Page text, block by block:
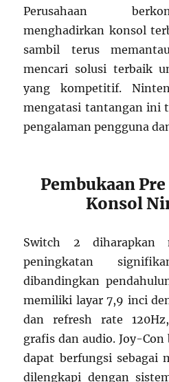
Perusahaan
menghadirkan konsol
sambil terus
mencari solusi terbaik
yang kompetitif.
mengatasi tantangan ini
pengalaman pengguna
Pembukaan
Konsol
Switch 2 diharapkan
peningkatan
dibandingkan
memiliki layar 7,9 inci
dan refresh rate
grafis dan audio. Joy-
dapat berfungsi sebagai
dilengkapi dengan